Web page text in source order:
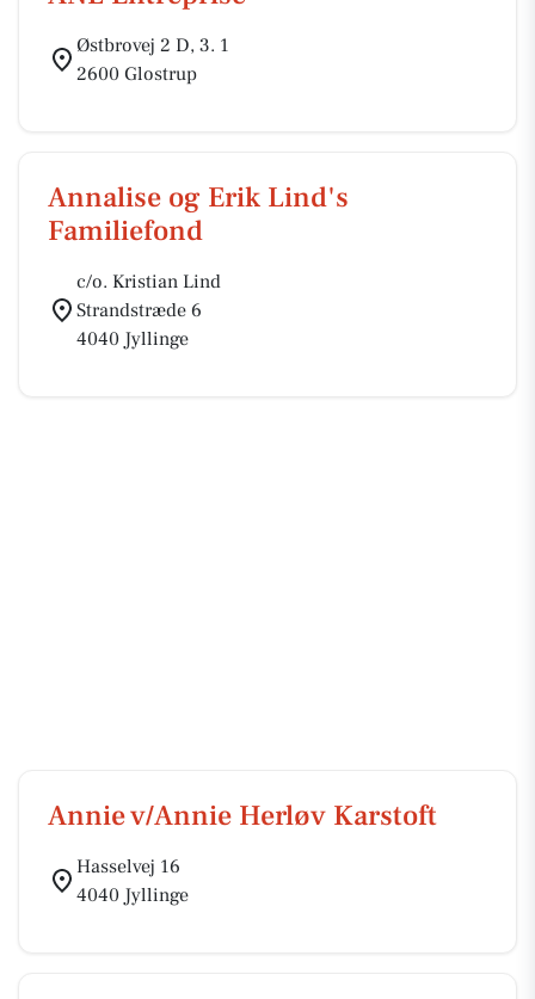
Østbrovej 2 D, 3. 1
2600 Glostrup
Annalise og Erik Lind's
Familiefond
c/o. Kristian Lind
Strandstræde 6
4040 Jyllinge
Annie v/Annie Herløv Karstoft
Hasselvej 16
4040 Jyllinge